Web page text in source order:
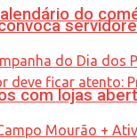
do
com lojas